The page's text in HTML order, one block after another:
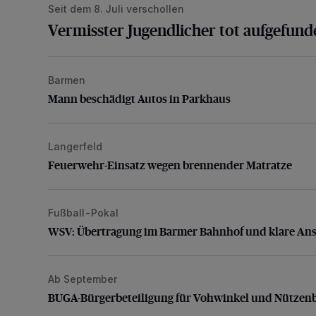
Seit dem 8. Juli verschollen
Vermisster Jugendlicher tot
Mann beschädigt Autos in Parkhaus
Barmen
Mann beschädigt Autos in Parkhaus
Feuerwehr-Einsatz wegen brennender Matratze
Langerfeld
Feuerwehr-Einsatz wegen brennender Matratze
WSV: Übertragung im Barmer Bahnhof und klare
Fußball-Pokal
WSV: Übertragung im Barmer Bahnhof und klare
BUGA-Bürgerbeteiligung für Vohwinkel und
Ab September
BUGA-Bürgerbeteiligung für Vohwinkel und